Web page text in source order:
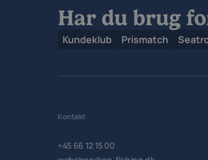
Har du brug
Kundeklub Prismatch
Kontakt
+45 66 12 15 00